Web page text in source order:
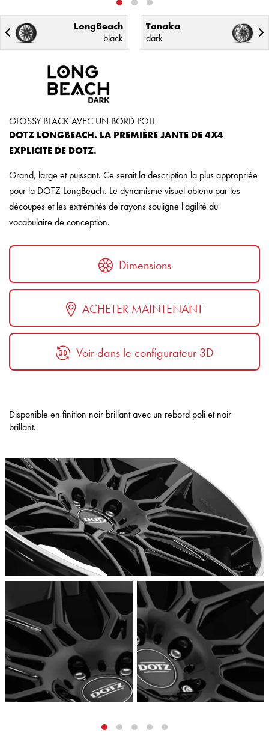
LongBeach
black
Tanaka
dark
GLOSSY BLACK AVEC UN BORD POLI
DOTZ LONGBEACH. LA PREMIÈRE JANTE DE 4X4
EXPLICITE DE DOTZ.
Grand, large et puissant. Ce serait la description la plus appropriée
pour la DOTZ LongBeach. Le dynamisme visuel obtenu par les
découpes et les extrémités de rayons souligne l'agilité du
vocabulaire de conception.
Dimensions
ACHETER MAINTENANT
Voir dans le configurateur 3D
Disponible en finition noir brillant avec un rebord poli et noir
brillant.